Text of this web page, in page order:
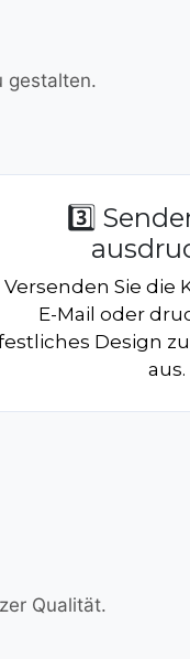
gestalten.
3️⃣
Versenden Sie die
E-Mail oder
Design
aus.
Qualität.